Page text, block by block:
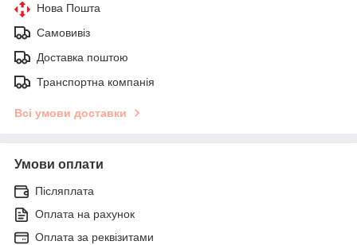
Нова Пошта
Самовивіз
Доставка поштою
Транспортна компанія
Всі умови доставки
Умови оплати
Післяплата
Оплата на рахунок
Оплата за реквізитами